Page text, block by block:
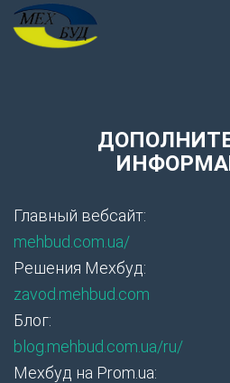
Главный вебсайт:
mehbud.com.ua/
Решения Мехбуд:
zavod.mehbud.com
Блог:
blog.mehbud.com.ua/ru/
Мехбуд на Prom.ua: